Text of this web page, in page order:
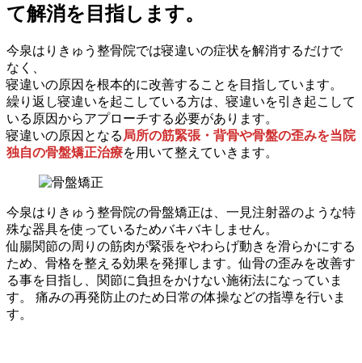
て解消を目指します。
今泉はりきゅう整骨院では寝違いの症状を解消するだけで
なく、
寝違いの原因を根本的に改善することを目指しています。
繰り返し寝違いを起こしている方は、寝違いを引き起こして
いる原因からアプローチする必要があります。
寝違いの原因となる 局所の筋緊張・背骨や骨盤の歪みを当院
独自の骨盤矯正治療を用いて整えていきます。
今泉はりきゅう整骨院の骨盤矯正は、一見注射器のような特
殊な器具を使っているためバキバキしません。
仙腸関節の周りの筋肉が緊張をやわらげ動きを滑らかにする
ため、骨格を整える効果を発揮します。仙骨の歪みを改善す
る事を目指し、関節に負担をかけない施術法になっていま
す。 痛みの再発防止のため日常の体操などの指導を行いま
す。